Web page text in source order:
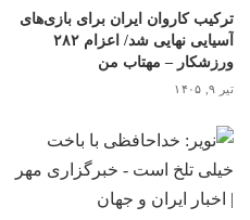
ترکیب کاروان ایران برای بازی‌های
آسیایی نهایی شد/ اعزام ۲۸۲
ورزشکار – مهتاب من
تیر ۹, ۱۴۰۵